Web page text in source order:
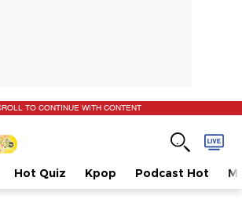
TO CONTINUE WITH CONTENT
Hot Quiz Kpop Podcast Hot